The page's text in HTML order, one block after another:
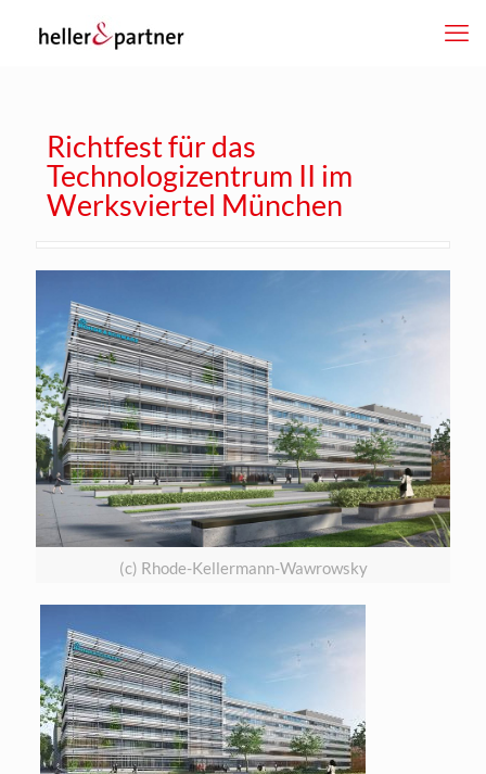
Richtfest für das
Technologizentrum II im
Werksviertel München
(c) Rhode-Kellermann-Wawrowsky